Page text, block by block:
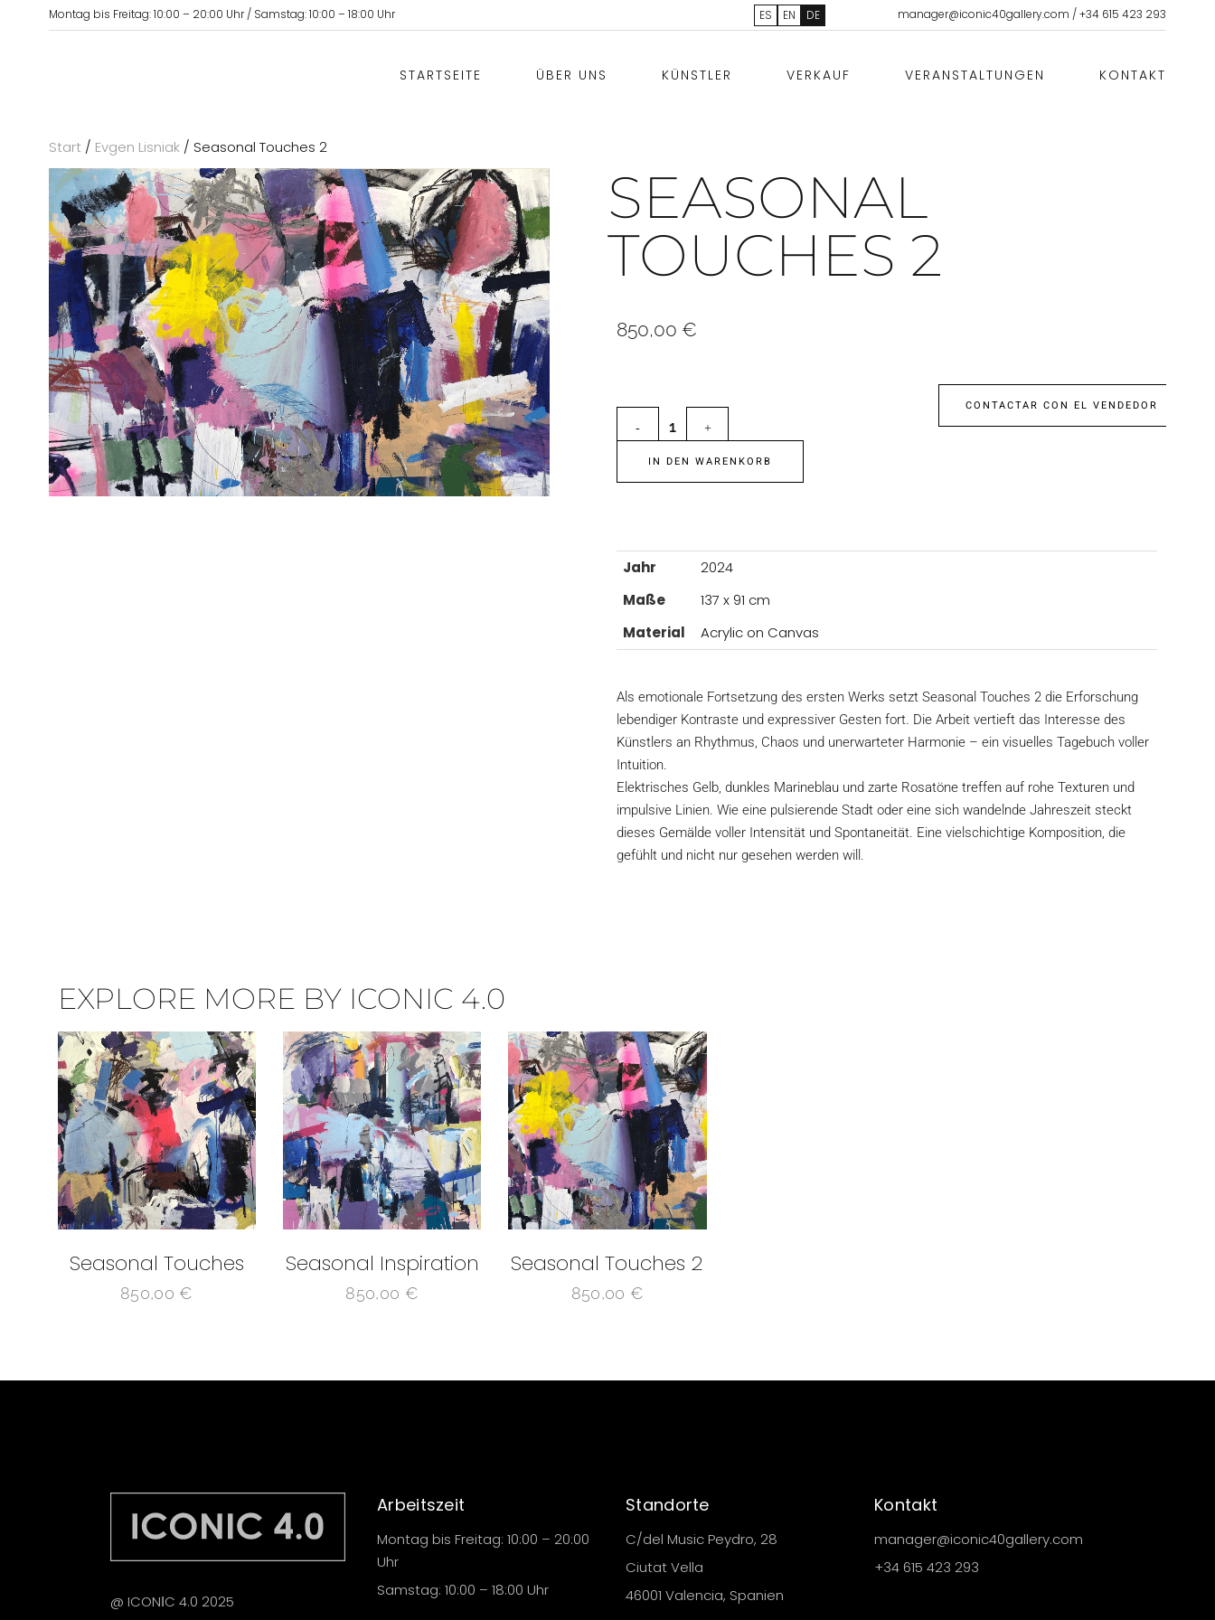
Montag bis Freitag: 10:00 – 20:00 Uhr / Samstag: 10:00 – 18:00 Uhr ES EN DE manager@iconic40gallery.com /+34 615 423 293
STARTSEITE ÜBER UNS KÜNSTLER VERKAUF VERANSTALTUNGEN KONTAKT
Start / Evgen Lisniak/ Seasonal Touches 2
SEASONAL
TOUCHES 2
850,00 €
IN DEN WARENKORB
CONTACTAR CON EL VENDEDOR
Jahr
2024
Maße
137 x 91 cm
Material
Acrylic on Canvas
Als emotionale Fortsetzung des ersten Werks setzt Seasonal Touches 2 die Erforschung
lebendiger Kontraste und expressiver Gesten fort. Die Arbeit vertieft das Interesse des
Künstlers an Rhythmus, Chaos und unerwarteter Harmonie – ein visuelles Tagebuch voller
Intuition.
Elektrisches Gelb, dunkles Marineblau und zarte Rosatöne treffen auf rohe Texturen und
impulsive Linien. Wie eine pulsierende Stadt oder eine sich wandelnde Jahreszeit steckt
dieses Gemälde voller Intensität und Spontaneität. Eine vielschichtige Komposition, die
gefühlt und nicht nur gesehen werden will.
EXPLORE MORE BY ICONIC 4.0
Seasonal Touches
850,00 €
Seasonal Inspiration
850,00 €
Seasonal Touches 2
850,00 €
@ ICONІC 4.0 2025
Arbeitszeit
Montag bis Freitag: 10:00 – 20:00
Uhr
Samstag: 10:00 – 18:00 Uhr
Standorte
C/del Music Peydro, 28
Ciutat Vella
46001 Valencia, Spanien
Kontakt
manager@iconic40gallery.com
+34 615 423 293